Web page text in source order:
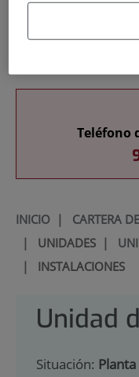
Teléfono
INICIO| CARTERA
| UNIDADES|
| INSTALACIONES
Unidad
Situación: Planta